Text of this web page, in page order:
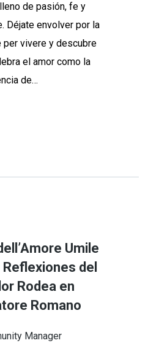
de pasión, fe y
Déjate envolver por la
per vivere y descubre
el amor como la
de…
Umile
del
Rodea en
Romano
Manager